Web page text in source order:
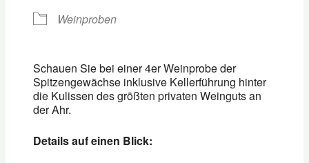
Weinproben
Schauen Sie bei einer 4er Weinprobe der
Spitzengewächse inklusive Kellerführung hinter
die Kulissen des größten privaten Weinguts an
der Ahr.
Details auf einen Blick: